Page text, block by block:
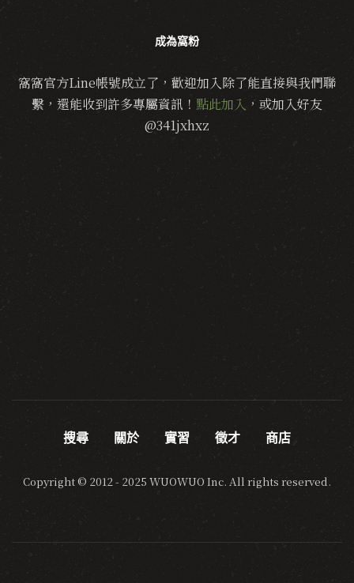
成為窩粉
窩窩官方Line帳號成立了，歡迎加入除了能直接與我們聯
繫，還能收到許多專屬資訊！ 點此加入 ，或加入好友
@341jxhxz
搜尋 關於 實習 徵才 商店
Copyright © 2012 - 2025 WUOWUO Inc. All rights reserved.